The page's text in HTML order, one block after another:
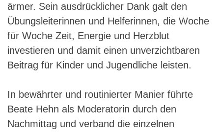
ärmer. Sein ausdrücklicher Dank galt den
Übungsleiterinnen und Helferinnen, die Woche
für Woche Zeit, Energie und Herzblut
investieren und damit einen unverzichtbaren
Beitrag für Kinder und Jugendliche leisten.
In bewährter und routinierter Manier führte
Beate Hehn als Moderatorin durch den
Nachmittag und verband die einzelnen